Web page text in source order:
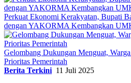
Perkuat Ekonomi Kerakyatan, Bupati
dengan YAKORMA Kembangkan
Gelombang Dukungan Menguat,
Prioritas Pemerintah
Berita Terkini 11 Juli 2025